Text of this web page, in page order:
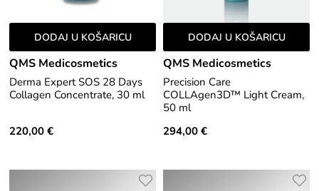
DODAJ U KOŠARICU
QMS Medicosmetics
Derma Expert SOS 28 Days
Collagen Concentrate, 30 ml
220,00 €
DODAJ U KOŠARICU
QMS Medicosmetics
Precision Care
COLLAgen3D™ Light Cream,
50 ml
294,00 €